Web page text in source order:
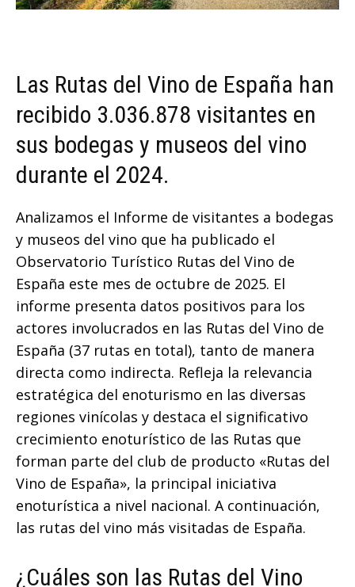
Las Rutas del Vino de España han
recibido 3.036.878 visitantes en
sus bodegas y museos del vino
durante el 2024.
Analizamos el Informe de visitantes a bodegas
y museos del vino que ha publicado el
Observatorio Turístico Rutas del Vino de
España este mes de octubre de 2025. El
informe presenta datos positivos para los
actores involucrados en las Rutas del Vino de
España (37 rutas en total), tanto de manera
directa como indirecta. Refleja la relevancia
estratégica del enoturismo en las diversas
regiones vinícolas y destaca el significativo
crecimiento enoturístico de las Rutas que
forman parte del club de producto «Rutas del
Vino de España», la principal iniciativa
enoturística a nivel nacional. A continuación,
las rutas del vino más visitadas de España.
¿Cuáles son las Rutas del Vino